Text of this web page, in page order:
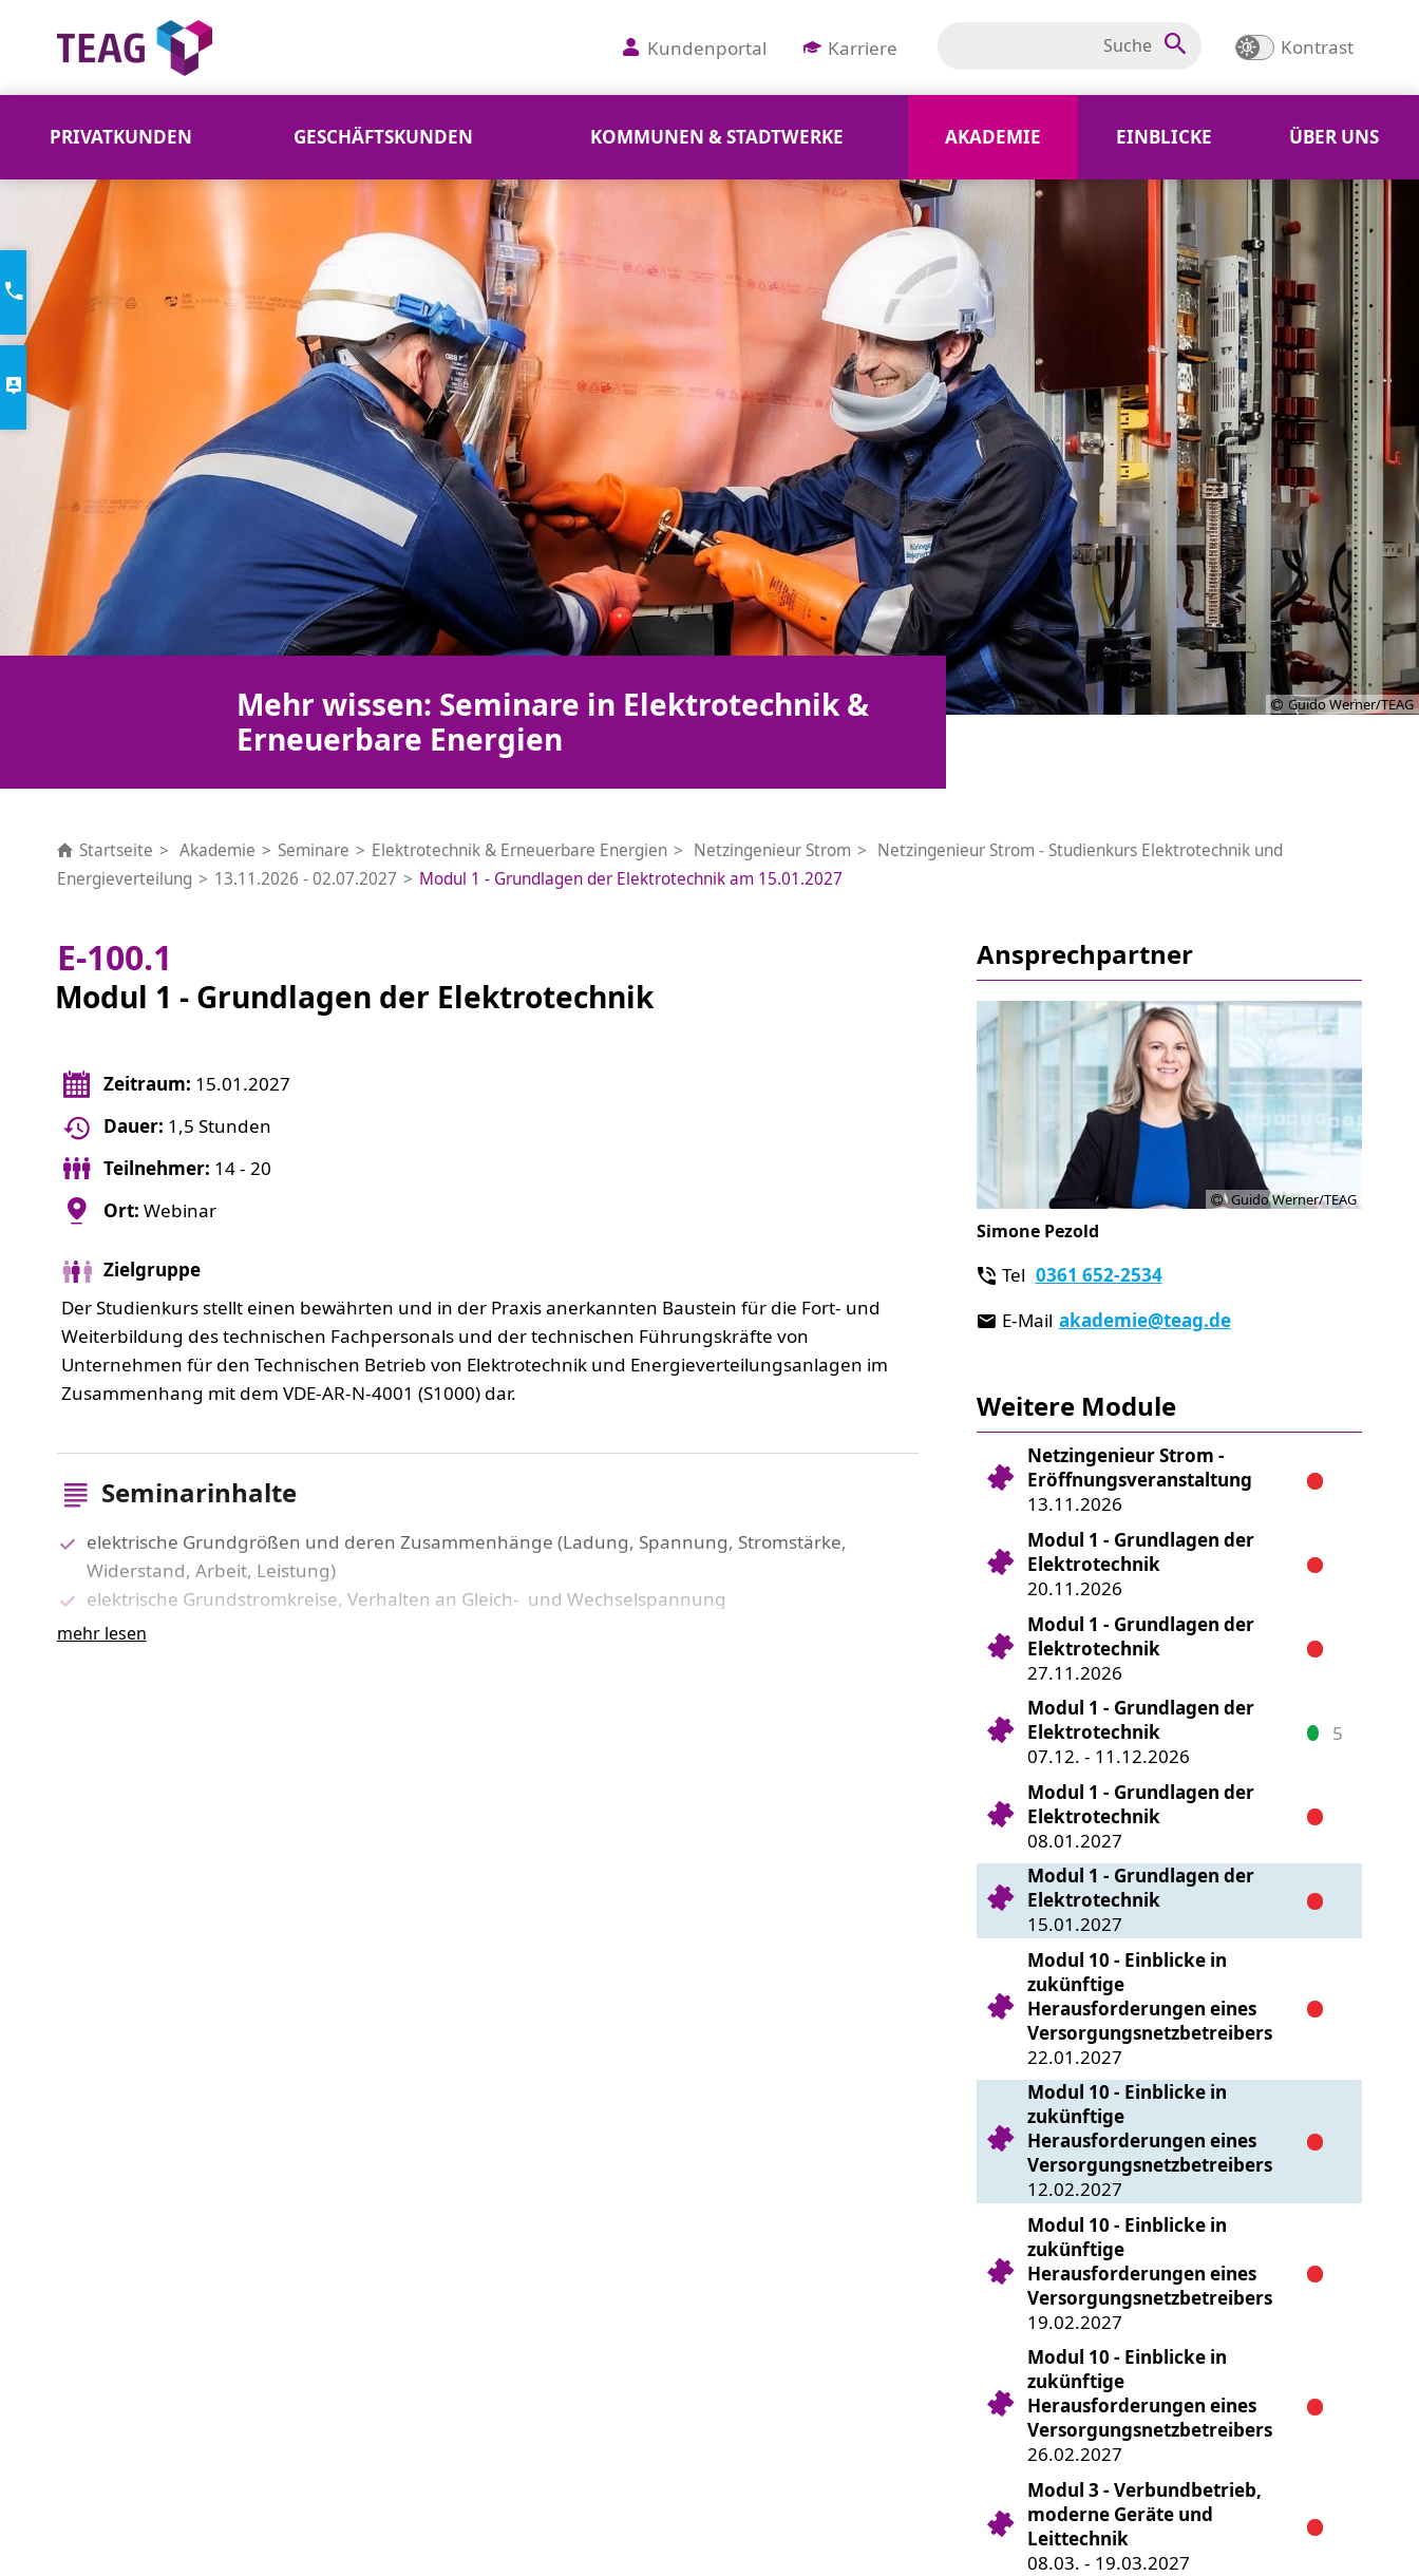
Kundenportal Karriere Kontrast
PRIVATKUNDEN GESCHÄFTSKUNDEN KOMMUNEN & STADTWERKE AKADEMIE EINBLICKE ÜBER UNS
Guido Werner/TEAG
Mehr wissen: Seminare in Elektrotechnik &
Erneuerbare Energien
Startseite Akademie Seminare Elektrotechnik & Erneuerbare Energien Netzingenieur Strom
Netzingenieur Strom - Studienkurs Elektrotechnik und
Energieverteilung
13.11.2026 - 02.07.2027 Modul 1 - Grundlagen der Elektrotechnik am 15.01.2027
E-100.1
Modul 1 - Grundlagen der Elektrotechnik
Zeitraum: 15.01.2027
Dauer: 1,5 Stunden
Teilnehmer: 14 - 20
Ort: Webinar
Zielgruppe
Der Studienkurs stellt einen bewährten und in der Praxis anerkannten Baustein für die Fort- und
Weiterbildung des technischen Fachpersonals und der technischen Führungskräfte von
Unternehmen für den Technischen Betrieb von Elektrotechnik und Energieverteilungsanlagen im
Zusammenhang mit dem VDE-AR-N-4001 (S1000) dar.
Seminarinhalte
elektrische Grundgrößen und deren Zusammenhänge (Ladung, Spannung, Stromstärke,
Widerstand, Arbeit, Leistung)
elektrische Grundstromkreise, Verhalten an Gleich- und Wechselspannung
Verhalten von idealen und realen Bauelementen Zusammenhänge graphischer
mehr lesen
Ansprechpartner
Guido Werner/TEAG
Simone Pezold
Tel 0361 652-2534
E-Mail akademie@teag.de
Weitere Module
Netzingenieur Strom -
Eröffnungsveranstaltung
13.11.2026
Modul 1 - Grundlagen der
Elektrotechnik
20.11.2026
Modul 1 - Grundlagen der
Elektrotechnik
27.11.2026
Modul 1 - Grundlagen der
Elektrotechnik
07.12. - 11.12.2026
5
Modul 1 - Grundlagen der
Elektrotechnik
08.01.2027
Modul 1 - Grundlagen der
Elektrotechnik
15.01.2027
Modul 10 - Einblicke in
zukünftige
Herausforderungen eines
Versorgungsnetzbetreibers
22.01.2027
Modul 10 - Einblicke in
zukünftige
Herausforderungen eines
Versorgungsnetzbetreibers
12.02.2027
Modul 10 - Einblicke in
zukünftige
Herausforderungen eines
Versorgungsnetzbetreibers
19.02.2027
Modul 10 - Einblicke in
zukünftige
Herausforderungen eines
Versorgungsnetzbetreibers
26.02.2027
Modul 3 - Verbundbetrieb,
moderne Geräte und
Leittechnik
08.03. - 19.03.2027